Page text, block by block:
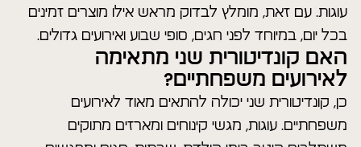
עוגות. עם זאת, מומלץ לבדוק מראש אילו מוצרים זמינים
בכל יום, במיוחד לפני חגים, סופי שבוע ואירועים גדולים.
האם קונדיטורית שני מתאימה
לאירועים משפחתיים?
כן, קונדיטורית שני יכולה להתאים מאוד לאירועים
משפחתיים. עוגות, מגשי קינוחים ומארזים מתוקים